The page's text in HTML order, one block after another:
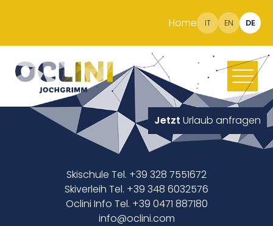
Home IT EN DE
Jetzt Urlaub anfragen
Skischule Tel. +39 328 7551672
Skiverleih Tel. +39 348 6032576
Oclini Info Tel. +39 0471 887180
info@oclini.com